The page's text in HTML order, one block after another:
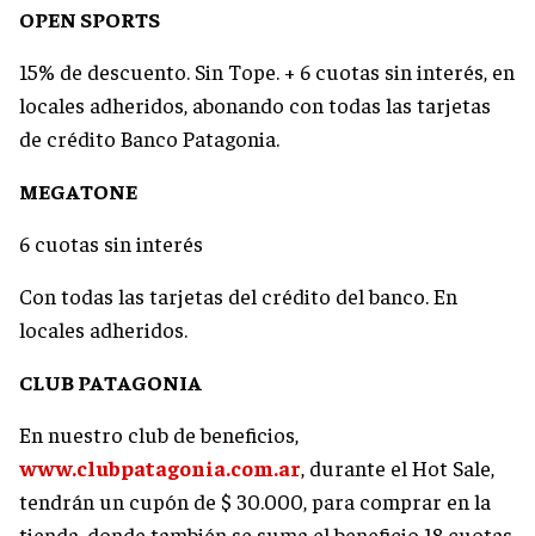
OPEN SPORTS
15% de descuento. Sin Tope. + 6 cuotas sin interés, en
locales adheridos, abonando con todas las tarjetas
de crédito Banco Patagonia.
MEGATONE
6 cuotas sin interés
Con todas las tarjetas del crédito del banco. En
locales adheridos.
CLUB PATAGONIA
En nuestro club de beneficios,
www.clubpatagonia.com.ar, durante el Hot Sale,
tendrán un cupón de $ 30.000, para comprar en la